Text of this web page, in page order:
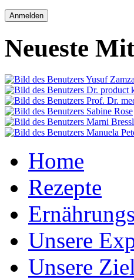
Neueste
Home
Rezepte
Unsere
Unsere